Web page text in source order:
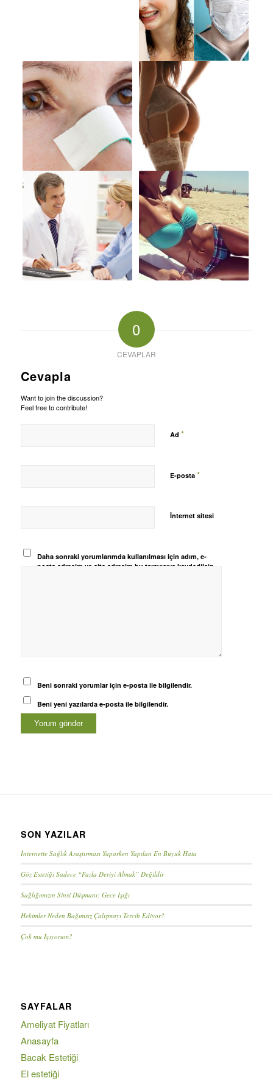
0
CEVAPLAR
Cevapla
Want to join the discussion?
Feel free to contribute!
Ad *
E-posta *
İnternet sitesi
Daha sonraki yorumlarımda kullanılması için adım, e-
posta adresim ve site adresim bu tarayıcıya kaydedilsin.
Beni sonraki yorumlar için e-posta ile bilgilendir.
Beni yeni yazılarda e-posta ile bilgilendir.
SON YAZILAR
İnternette Sağlık Araştırması Yaparken Yapılan En Büyük Hata
Göz Estetiği Sadece “Fazla Deriyi Almak” Değildir
Sağlığımızın Sinsi Düşmanı: Gece Işığı
Hekimler Neden Bağımsız Çalışmayı Tercih Ediyor?
Çok mu İçiyorum?
SAYFALAR
Ameliyat Fiyatları
Anasayfa
Bacak Estetiği
El estetiği